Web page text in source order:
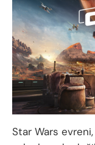
Star Wars